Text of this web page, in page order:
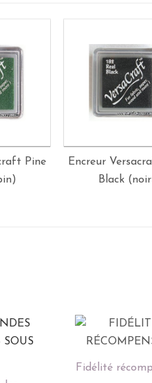
Pine
Encreur
Black
Fidélité